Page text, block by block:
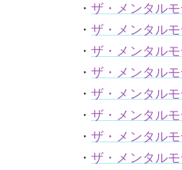
・ザ・メンタル
・ザ・メンタル
・ザ・メンタル
・ザ・メンタル
・ザ・メンタル
・ザ・メンタル
・ザ・メンタル
・ザ・メンタル